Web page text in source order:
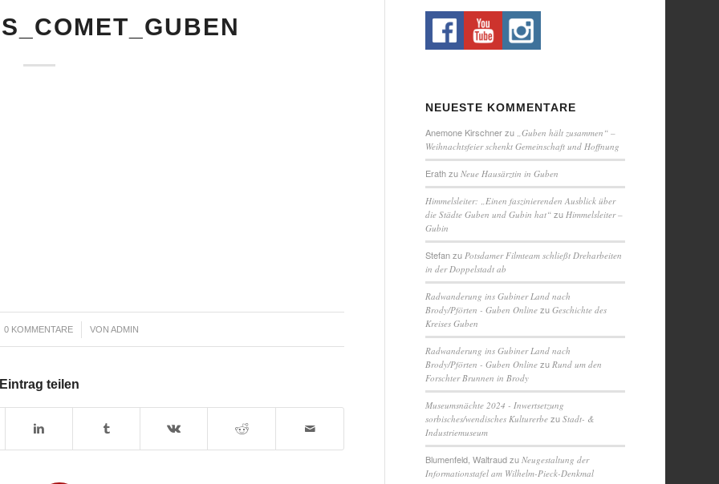
0 KOMMENTARE
/ VON ADMIN
Eintrag teilen
NEUESTE KOMMENTARE
Anemone Kirschnerzu „Guben hält zusammen“ –
Weihnachtsfeier schenkt Gemeinschaft und Hoffnung
ErathzuNeue Hausärztin in Guben
Himmelsleiter: „Einen faszinierenden Ausblick über
die Städte Guben und Gubin hat“ zu Himmelsleiter –
Gubin
Stefanzu Potsdamer Filmteam schließt Dreharbeiten
in der Doppelstadt ab
Radwanderung ins Gubiner Land nach
Brody/Pförten - Guben Online zuGeschichte des
Kreises Guben
Radwanderung ins Gubiner Land nach
Brody/Pförten - Guben Online zu Rund um den
Forschter Brunnen in Brody
Museumsnächte 2024 - Inwertsetzung
sorbisches/wendisches Kulturerbe zuStadt- &
Industriemuseum
Blumenfeld, WaltraudzuNeugestaltung der
Informationstafel am Wilhelm-Pieck-Denkmal